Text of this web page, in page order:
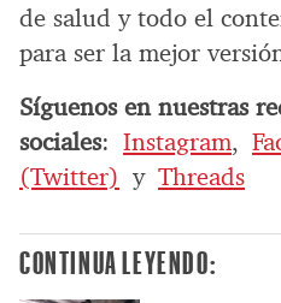
de salud y todo el
para ser la mejor
Síguenos en nuestras
sociales: Instagram,
(Twitter) y Threads
CONTINUA LEYENDO: